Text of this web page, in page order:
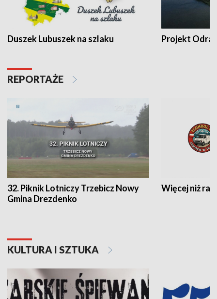
Duszek Lubuszek na szlaku Projekt Odra
REPORTAŻE
32. Piknik Lotniczy Trzebicz Nowy
Gmina Drezdenko
Więcej niż rajd
KULTURA I SZTUKA